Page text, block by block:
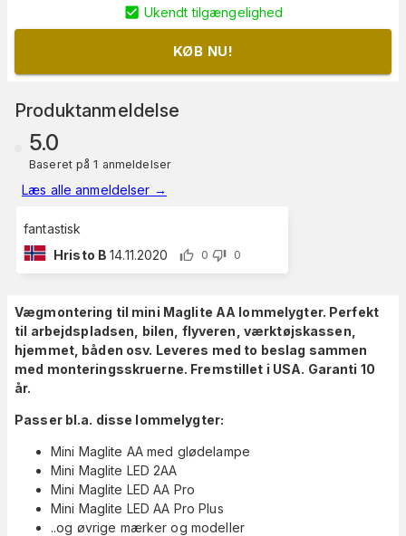
Ukendt tilgængelighed
KØB NU!
Produktanmeldelse
5.0
Baseret på 1 anmeldelser
Læs alle anmeldelser →
fantastisk
Hristo B 14.11.2020 0 0
Vægmontering til mini Maglite AA lommelygter. Perfekt
til arbejdspladsen, bilen, flyveren, værktøjskassen,
hjemmet, båden osv. Leveres med to beslag sammen
med monteringsskruerne. Fremstillet i USA. Garanti 10
år.
Passer bl.a. disse lommelygter:
Mini Maglite AA med glødelampe
Mini Maglite LED 2AA
Mini Maglite LED AA Pro
Mini Maglite LED AA Pro Plus
..og øvrige mærker og modeller